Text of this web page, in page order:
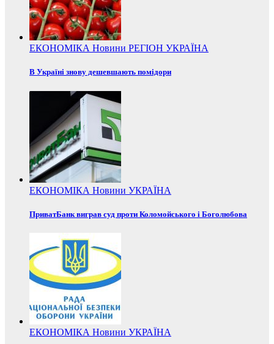
ЕКОНОМІКА Новини РЕГІОН УКРАЇНА
В Україні знову дешевшають помідори
ЕКОНОМІКА Новини УКРАЇНА
ПриватБанк виграв суд проти Коломойського і Боголюбова
ЕКОНОМІКА Новини УКРАЇНА